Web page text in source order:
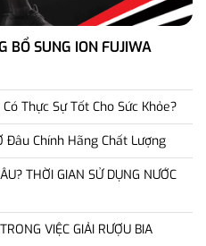
BỔ SUNG ION FUJIWA
Thực Sự Tốt Cho Sức Khỏe?
Đâu Chính Hãng Chất Lượng
THỜI GIAN SỬ DỤNG NƯỚC
VIỆC GIẢI RƯỢU BIA